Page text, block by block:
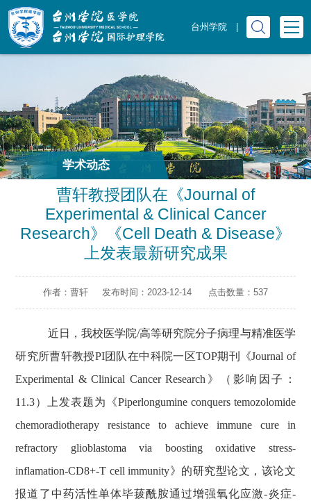
台州学院
学术动态
曹轩教授团队在《Journal of
Experimental & Clinical Cancer
Research》《Cell Death & Disease》
上发表最新研究成果
作者：曹轩 发布时间：2023-12-14 点击数量： 537
近日，我校医学院/高等研究院分子病理与精准医学
研究所曹轩教授PI团队在中科院一区TOP期刊 《Journal of
Experimental & Clinical Cancer Research 》
（影响因子：
11.3）上发表题为《Piperlongumine conquers temozolomide
chemoradiotherapy resistance to achieve immune cure in
refractory glioblastoma via boosting oxidative stress-
inflamation-CD8+-T cell immunity》的研究型论文， 该论文
报道了中药活性单体毕菝酰胺通过增强氧化应激-炎症-